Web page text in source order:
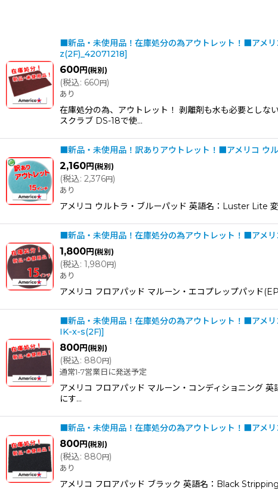
■新品・未使用品！在庫処分の為アウトレット！■アメ
z(2F)_42071218]
600円 (税別)
(税込: 660円)
あり
在庫処分の為、アウトレット！ 剥離剤も水も必要としな
スクラブ DS-18で使…
■新品・未使用品！訳ありアウトレット！■アメリコ ウ
2,160円 (税別)
(税込: 2,376円)
あり
アメリコ ウルトラ・ブルーパッド 英語名：Luster Lite
■新品・未使用品！在庫処分の為アウトレット！■アメリ
1,800円 (税別)
(税込: 1,980円)
あり
アメリコ フロアパッド マルーン・エコプレップパッド
■新品・未使用品！在庫処分の為アウトレット！■アメリ
IK-x-s(2F)]
800円 (税別)
(税込: 880円)
通常1-7営業日に発送予定
アメリコ フロアパッド マルーン・コンディショニング
にす…
■新品・未使用品！在庫処分の為アウトレット！■アメ
800円 (税別)
(税込: 880円)
あり
アメリコ フロアパッド ブラック 英語名：Black